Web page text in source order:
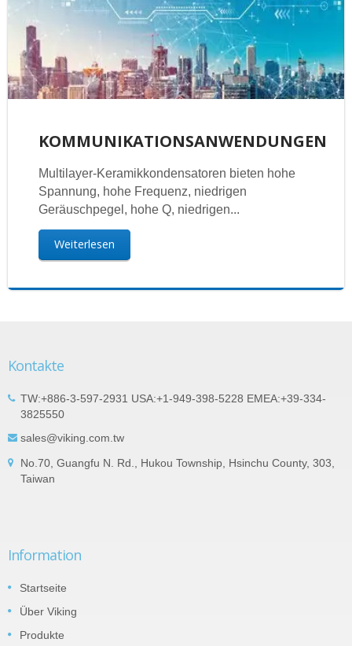
KOMMUNIKATIONSANWENDUNGEN
Multilayer-Keramikkondensatoren bieten hohe
Spannung, hohe Frequenz, niedrigen
Geräuschpegel, hohe Q, niedrigen...
Weiterlesen
Kontakte
TW:+886-3-597-2931 USA:+1-949-398-5228 EMEA:+39-334-
3825550
sales@viking.com.tw
No.70, Guangfu N. Rd., Hukou Township, Hsinchu County, 303,
Taiwan
Information
Startseite
Über Viking
Produkte